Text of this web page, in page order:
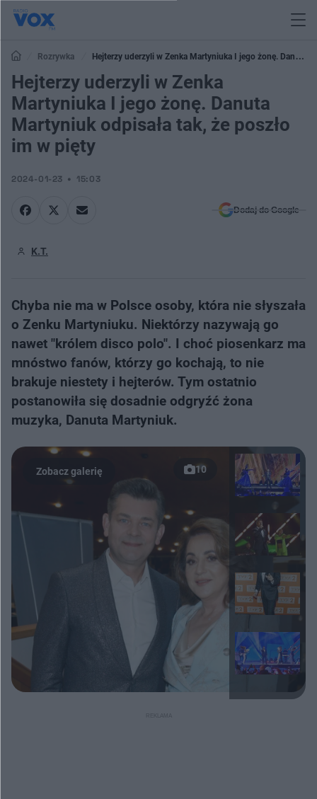
Rozrywka
Hejterzy uderzyli w Zenka Martyniuka I jego żonę. Danuta
Martyniuk odpisała tak, że poszło im w pięty
Hejterzy uderzyli w Zenka
Martyniuka I jego żonę. Danuta
Martyniuk odpisała tak, że poszło
im w pięty
2024-01-23 15:03
Dodaj do Google
K.T.
Chyba nie ma w Polsce osoby, która nie słyszała
o Zenku Martyniuku. Niektórzy nazywają go
nawet "królem disco polo". I choć piosenkarz ma
mnóstwo fanów, którzy go kochają, to nie
brakuje niestety i hejterów. Tym ostatnio
postanowiła się dosadnie odgryźć żona
muzyka, Danuta Martyniuk.
10